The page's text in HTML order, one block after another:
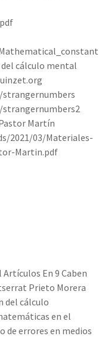
cálculo mental
Martín
2021/03/Materiales-
Martin.pdf
En 9 Caben
Prieto Morera
del cálculo
en el
de errores en medios